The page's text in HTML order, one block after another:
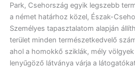
Park, Csehország egyik legszebb
a német határhoz közel, Észak-
Személyes tapasztalatom alapján
terület minden természetkedvelő
ahol a homokkő sziklák, mély
lenyűgöző látványa várja a